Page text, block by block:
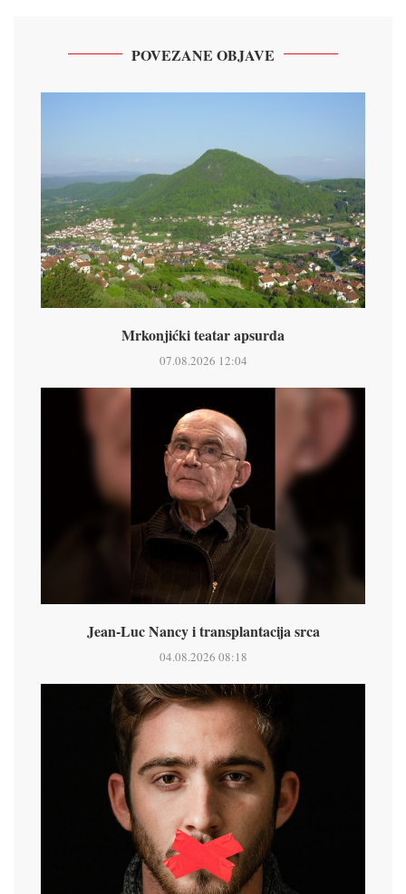
POVEZANE OBJAVE
Mrkonjićki teatar apsurda
07.08.2026 12:04
Jean-Luc Nancy i transplantacija srca
04.08.2026 08:18